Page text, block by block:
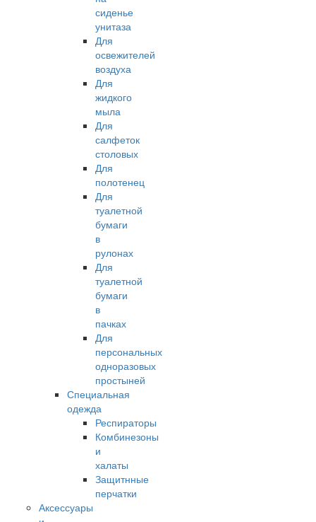
сиденье
унитаза
Для
освежителей
воздуха
Для
жидкого
мыла
Для
салфеток
столовых
Для
полотенец
Для
туалетной
бумаги
в
рулонах
Для
туалетной
бумаги
в
пачках
Для
персональных
одноразовых
простыней
Специальная
одежда
Респираторы
Комбинезоны
и
халаты
Защитнные
перчатки
Аксессуары